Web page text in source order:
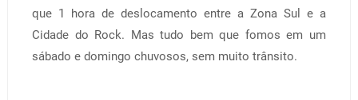
que 1 hora de deslocamento entre a Zona Sul e a
Cidade do Rock. Mas tudo bem que fomos em um
sábado e domingo chuvosos, sem muito trânsito.